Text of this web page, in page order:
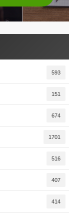
593
151
674
1701
516
407
414